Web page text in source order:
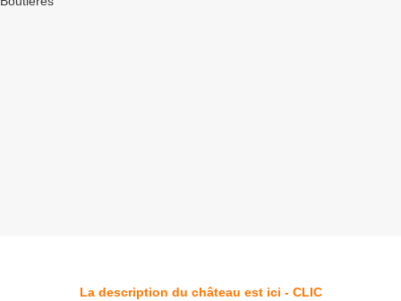
La description du château est ici - CLIC